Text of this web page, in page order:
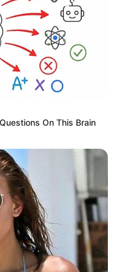
Nascimento Barroso, autor
de negar os direitos dos
gestão municipalista de
que já pagam o direito
agentes comunitários e de
fazê-lo. On This Brain